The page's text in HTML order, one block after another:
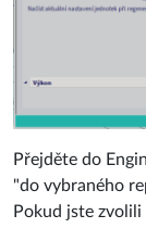
Přejděte do
"do vybraného
Pokud jste